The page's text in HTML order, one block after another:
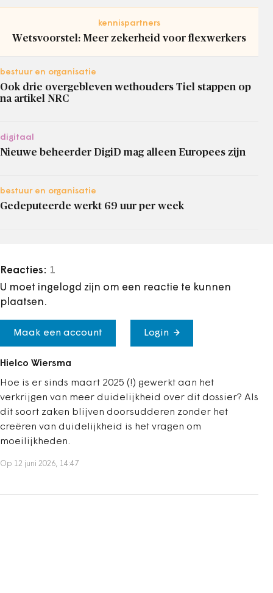
kennispartners
Wetsvoorstel: Meer zekerheid voor flexwerkers
bestuur en organisatie
Ook drie overgebleven wethouders Tiel stappen op
na artikel NRC
digitaal
Nieuwe beheerder DigiD mag alleen Europees zijn
bestuur en organisatie
Gedeputeerde werkt 69 uur per week
Reacties: 1
U moet ingelogd zijn om een reactie te kunnen
plaatsen.
Maak een account Login
Hielco Wiersma
Hoe is er sinds maart 2025 (!) gewerkt aan het
verkrijgen van meer duidelijkheid over dit dossier? Als
dit soort zaken blijven doorsudderen zonder het
creëren van duidelijkheid is het vragen om
moeilijkheden.
Op 12 juni 2026, 14:47